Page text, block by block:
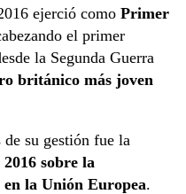
ejerció como Primer
el primer
la Segunda Guerra
británico más joven
su gestión fue la
sobre la
la Unión Europea.